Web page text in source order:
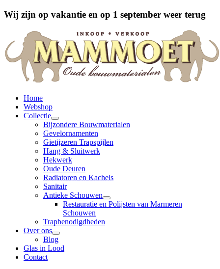
Wij zijn op vakantie en op 1 september weer terug
Home
Webshop
Collectie
Bijzondere Bouwmaterialen
Gevelornamenten
Gietijzeren Trapspijlen
Hang & Sluitwerk
Hekwerk
Oude Deuren
Radiatoren en Kachels
Sanitair
Antieke Schouwen
Restauratie en Polijsten van Marmeren
Schouwen
Trapbenodigdheden
Over ons
Blog
Glas in Lood
Contact